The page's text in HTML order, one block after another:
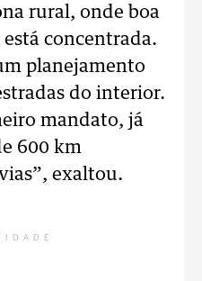
rural, onde boa
concentrada.
planejamento
do interior.
mandato, já
600 km
exaltou.